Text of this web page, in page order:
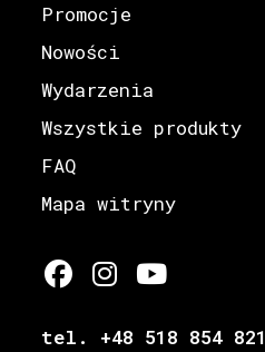
Promocje
Nowości
Wydarzenia
Wszystkie produkty
FAQ
Mapa witryny
tel. +48 518 854 821